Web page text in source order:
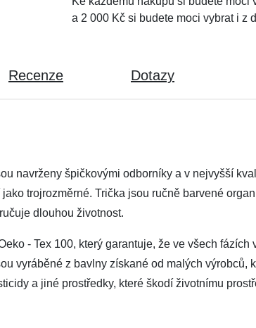
a 2 000 Kč si budete moci vybrat i z
Recenze Dotazy
navrženy špičkovými odborníky a v nejvyšší
trojrozměrné. Trička jsou ručně barvené
dlouhou životnost.
- Tex 100, který garantuje, že ve všech fázích
vyráběné z bavlny získané od malých výrobců,
a jiné prostředky, které škodí životnímu